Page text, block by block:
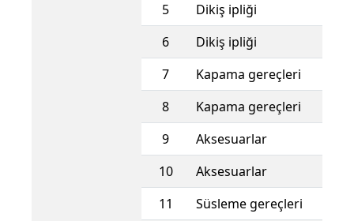
5
Dikiş ipliği
6
Dikiş ipliği
7
Kapama gereçleri
8
Kapama gereçleri
9
Aksesuarlar
10
Aksesuarlar
11
Süsleme gereçleri